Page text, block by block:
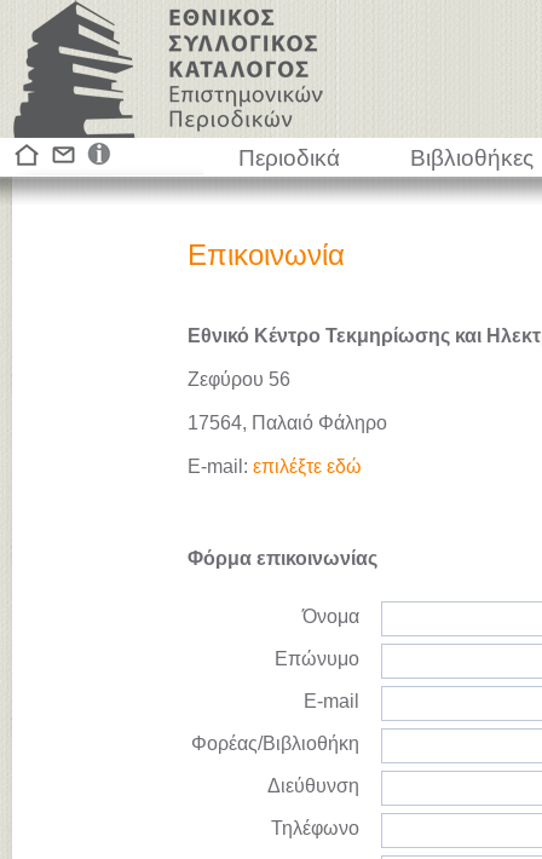
Περιοδικά Βιβλιοθήκες
Επικοινωνία
Εθνικό Κέντρο Τεκμηρίωσης και
Ζεφύρου 56
17564, Παλαιό Φάληρο
E-mail: επιλέξτε εδώ
Φόρμα επικοινωνίας
Όνομα
Επώνυμο
E-mail
Φορέας/Βιβλιοθήκη
Διεύθυνση
Τηλέφωνο